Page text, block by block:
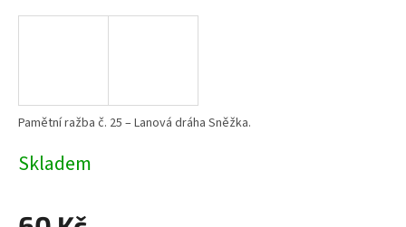
Skladem
Pamětní ražba č. 25 – Lanová dráha Sněžka.